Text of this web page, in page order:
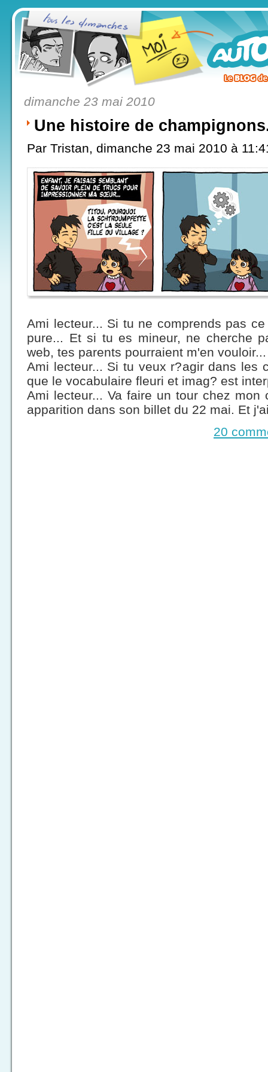
dimanche 23 mai 2010
Une histoire de
Par Tristan, dimanche 23 mai 2010 à
Ami lecteur... Si tu ne comprends pas
pure... Et si tu es mineur, ne cherche
web, tes parents pourraient m'en vouloir...
Ami lecteur... Si tu veux r?agir dans les
que le vocabulaire fleuri et imag? est
Ami lecteur... Va faire un tour chez mon
apparition dans son billet du 22 mai. Et
20